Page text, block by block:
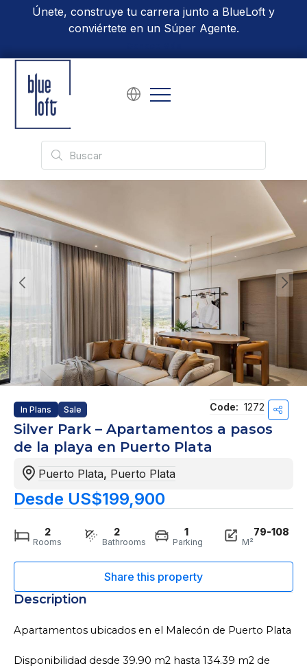
Únete, construye tu carrera junto a BlueLoft y
conviértete en un Súper Agente.
In Plans Sale Code: 1272
Silver Park – Apartamentos a pasos
de la playa en Puerto Plata
Puerto Plata, Puerto Plata
Desde US$199,900
2
Rooms
2
Bathrooms
1
Parking
79-108
M²
Description
Apartamentos ubicados en el Malecón de Puerto Plata
Disponibilidad desde 39.90 m2 hasta 134.39 m2 de